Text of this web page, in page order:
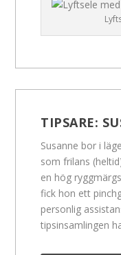
TIPSARE:
Susanne bor i
som frilans
en hög
fick hon ett
personlig
tipsinsamlingen